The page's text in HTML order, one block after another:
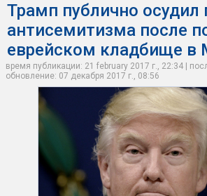
Трамп публично осудил
антисемитизма после
еврейском кладбище в
время публикации: 21 february 2017 г., 22:34 |
обновление: 07 декабря 2017 г., 08:56